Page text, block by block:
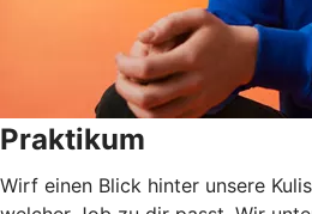
Praktikum
Wirf einen Blick hinter unsere